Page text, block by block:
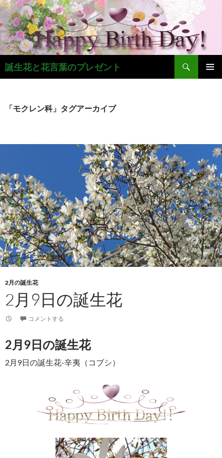
コ
ン
テ
ン
ツ
へ
ス
誕生花と花言葉のプレゼント
検
索
「モクレン科」タグアーカイブ
2月の誕生花
2月9日の誕生花
コメントする
2月9日の誕生花
2月9日の誕生花-辛夷（コブシ）